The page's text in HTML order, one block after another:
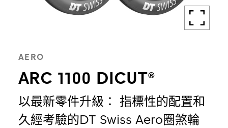
繁體中文
AERO
ARC 1100 DICUT®
以最新零件升級： 指標性的配置和
久經考驗的DT Swiss Aero圈煞輪